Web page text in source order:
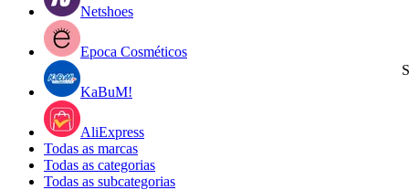
Netshoes
Epoca Cosméticos
KaBuM!
AliExpress
Todas as marcas
Todas as categorias
Todas as subcategorias